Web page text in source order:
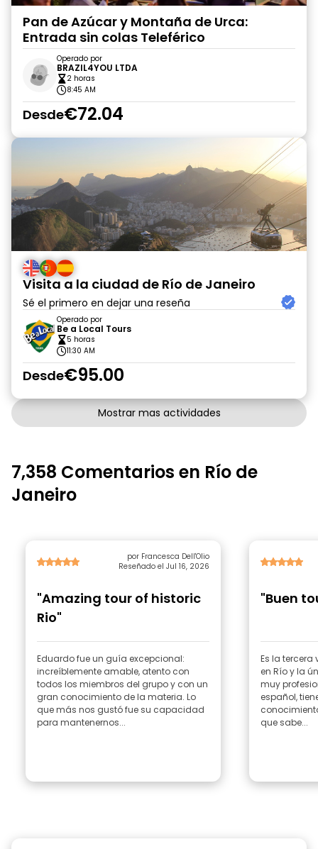
Pan de Azúcar y Montaña de Urca:
Entrada sin colas Teleférico
Operado por
BRAZIL4YOU LTDA
2 horas
8:45 AM
Desde€72.04
Visita a la ciudad de Río de Janeiro
Sé el primero en dejar una reseña
Operado por
Be a Local Tours
5 horas
11:30 AM
Desde€95.00
Mostrar mas actividades
7,358 Comentarios en Río de
Janeiro
por Francesca Dell'Olio
Reseñado el Jul 16, 2026
"Amazing tour of historic
Rio"
Eduardo fue un guía excepcional:
increíblemente amable, atento con
todos los miembros del grupo y con un
gran conocimiento de la materia. Lo
que más nos gustó fue su capacidad
para mantenernos...
"Buen
Es la
en Río y la
muy
español,
que sabe...